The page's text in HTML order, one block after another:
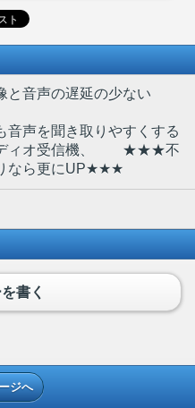
と音声の遅延の少ない
音声を聞き取りやすくする
ディオ受信機、 ★★★不
なら更にUP★★★
書く
ジへ